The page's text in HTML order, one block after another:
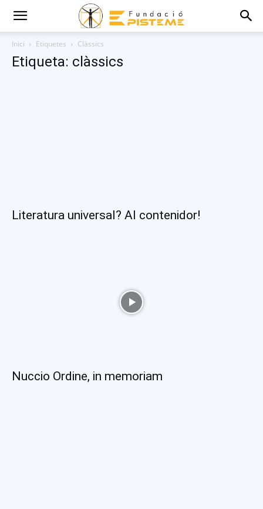
Inici Etiquetes Clàssics
Etiqueta: clàssics
Literatura universal? Al contenidor!
Nuccio Ordine, in memoriam